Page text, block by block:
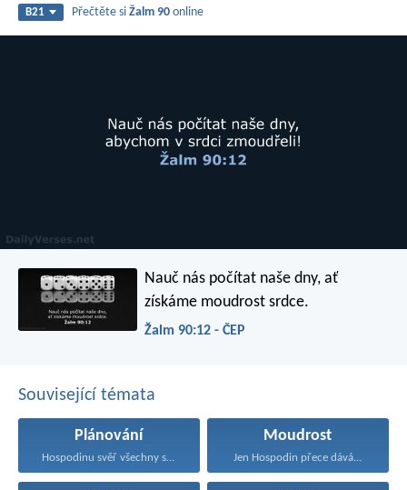
B21 Přečtěte siŽalm 90 online
Nauč nás počítat naše dny, ať
získáme moudrost srdce.
Žalm 90:12 - ČEP
Související témata
Plánování
Hospodinu svěř všechny své...
Moudrost
Jen Hospodin přece dává...